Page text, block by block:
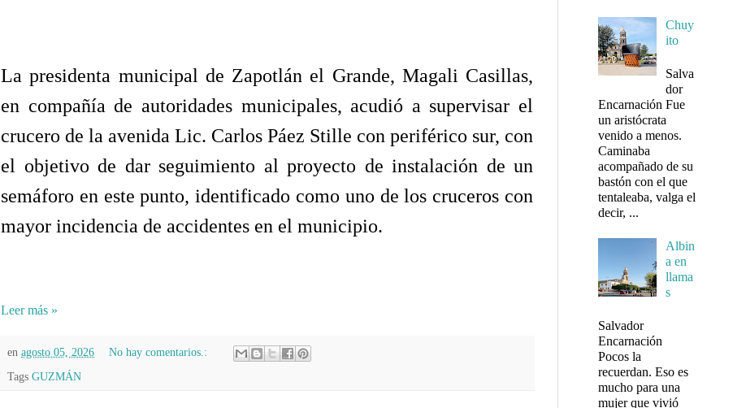
La presidenta municipal de Zapotlán el Grande, Magali Casillas,
en compañía de autoridades municipales, acudió a supervisar el
crucero de la avenida Lic. Carlos Páez Stille con periférico sur, con
el objetivo de dar seguimiento al proyecto de instalación de un
semáforo en este punto, identificado como uno de los cruceros con
mayor incidencia de accidentes en el municipio.
Leer más »
en agosto 05, 2026
No hay comentarios.:
Tags GUZMÁN
Chuy
ito
Salva
dor
Encarnación Fue
un aristócrata
venido a menos.
Caminaba
acompañado de su
bastón con el que
tentaleaba, valga el
decir, ...
Albin
a en
llama
s
Salvador
Encarnación
Pocos la
recuerdan. Eso es
mucho para una
mujer que vivió